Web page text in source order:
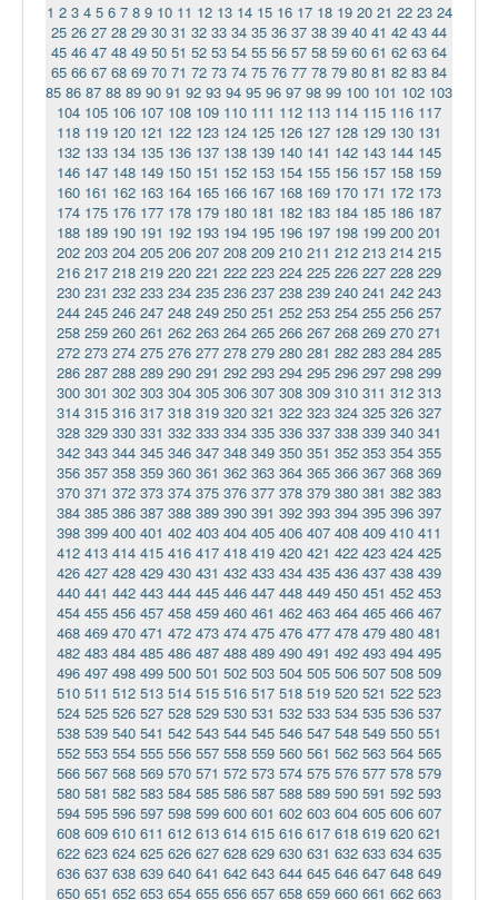
1 2 3 4 5 6 7 8 9 10 11 12 13 14 15 16 17 18 19 20 21 22 23 24
25 26 27 28 29 30 31 32 33 34 35 36 37 38 39 40 41 42 43 44
45 46 47 48 49 50 51 52 53 54 55 56 57 58 59 60 61 62 63 64
65 66 67 68 69 70 71 72 73 74 75 76 77 78 79 80 81 82 83 84
85 86 87 88 89 90 91 92 93 94 95 96 97 98 99 100 101 102 103
104 105 106 107 108 109 110 111 112 113 114 115 116 117
118 119 120 121 122 123 124 125 126 127 128 129 130 131
132 133 134 135 136 137 138 139 140 141 142 143 144 145
146 147 148 149 150 151 152 153 154 155 156 157 158 159
160 161 162 163 164 165 166 167 168 169 170 171 172 173
174 175 176 177 178 179 180 181 182 183 184 185 186 187
188 189 190 191 192 193 194 195 196 197 198 199 200 201
202 203 204 205 206 207 208 209 210 211 212 213 214 215
216 217 218 219 220 221 222 223 224 225 226 227 228 229
230 231 232 233 234 235 236 237 238 239 240 241 242 243
244 245 246 247 248 249 250 251 252 253 254 255 256 257
258 259 260 261 262 263 264 265 266 267 268 269 270 271
272 273 274 275 276 277 278 279 280 281 282 283 284 285
286 287 288 289 290 291 292 293 294 295 296 297 298 299
300 301 302 303 304 305 306 307 308 309 310 311 312 313
314 315 316 317 318 319 320 321 322 323 324 325 326 327
328 329 330 331 332 333 334 335 336 337 338 339 340 341
342 343 344 345 346 347 348 349 350 351 352 353 354 355
356 357 358 359 360 361 362 363 364 365 366 367 368 369
370 371 372 373 374 375 376 377 378 379 380 381 382 383
384 385 386 387 388 389 390 391 392 393 394 395 396 397
398 399 400 401 402 403 404 405 406 407 408 409 410 411
412 413 414 415 416 417 418 419 420 421 422 423 424 425
426 427 428 429 430 431 432 433 434 435 436 437 438 439
440 441 442 443 444 445 446 447 448 449 450 451 452 453
454 455 456 457 458 459 460 461 462 463 464 465 466 467
468 469 470 471 472 473 474 475 476 477 478 479 480 481
482 483 484 485 486 487 488 489 490 491 492 493 494 495
496 497 498 499 500 501 502 503 504 505 506 507 508 509
510 511 512 513 514 515 516 517 518 519 520 521 522 523
524 525 526 527 528 529 530 531 532 533 534 535 536 537
538 539 540 541 542 543 544 545 546 547 548 549 550 551
552 553 554 555 556 557 558 559 560 561 562 563 564 565
566 567 568 569 570 571 572 573 574 575 576 577 578 579
580 581 582 583 584 585 586 587 588 589 590 591 592 593
594 595 596 597 598 599 600 601 602 603 604 605 606 607
608 609 610 611 612 613 614 615 616 617 618 619 620 621
622 623 624 625 626 627 628 629 630 631 632 633 634 635
636 637 638 639 640 641 642 643 644 645 646 647 648 649
650 651 652 653 654 655 656 657 658 659 660 661 662 663